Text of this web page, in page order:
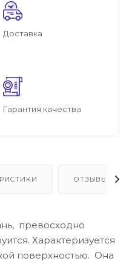
Доставка
Гарантия качества
ОТЗЫВЫ
превосходно
Характеризуется
поверхностью. Она